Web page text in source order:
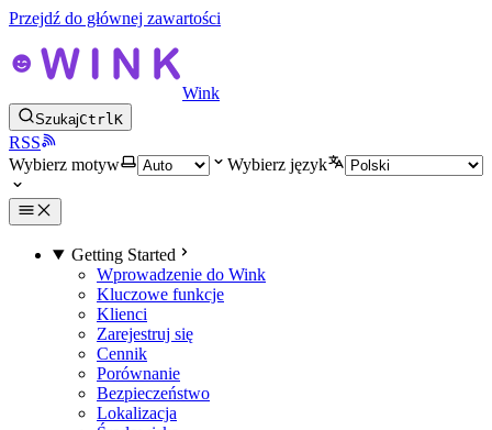
Przejdź do głównej zawartości
Wink
SzukajCtrlK
RSS
Wybierz motyw
Wybierz język
Getting Started
Wprowadzenie do Wink
Kluczowe funkcje
Klienci
Zarejestruj się
Cennik
Porównanie
Bezpieczeństwo
Lokalizacja